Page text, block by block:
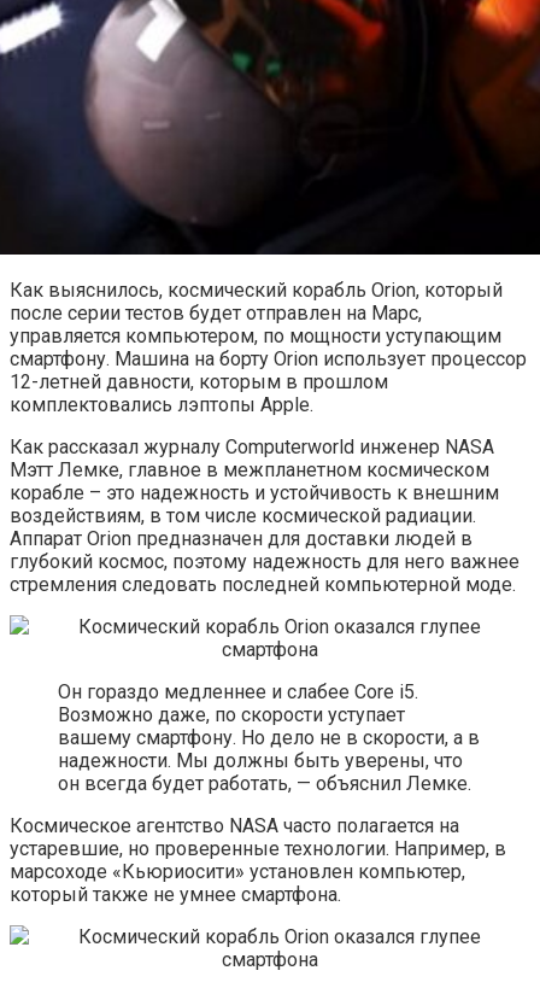
Как выяснилось, космический корабль Orion, который
после серии тестов будет отправлен на Марс,
управляется компьютером, по мощности уступающим
смартфону. Машина на борту Orion использует процессор
12-летней давности, которым в прошлом
комплектовались лэптопы Apple.
Как рассказал журналу Computerworld инженер NASA
Мэтт Лемке, главное в межпланетном космическом
корабле – это надежность и устойчивость к внешним
воздействиям, в том числе космической радиации.
Аппарат Orion предназначен для доставки людей в
глубокий космос, поэтому надежность для него важнее
стремления следовать последней компьютерной моде.
Он гораздо медленнее и слабее Core i5.
Возможно даже, по скорости уступает
вашему смартфону. Но дело не в скорости, а в
надежности. Мы должны быть уверены, что
он всегда будет работать, — объяснил Лемке.
Космическое агентство NASA часто полагается на
устаревшие, но проверенные технологии. Например, в
марсоходе «Кьюриосити» установлен компьютер,
который также не умнее смартфона.